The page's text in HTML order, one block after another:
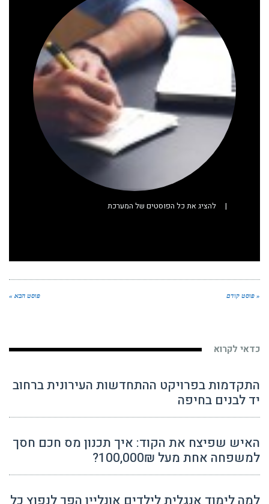
| להציג את כל הפוסטים של המערכת
« פוסט קודם פוסט הבא »
כדאי לקרוא
התקדמות בפרויקט ההתחדשות העירונית ברחוב
יד לבנים בחיפה
האיש שפיצח את הקוד: איך תכנון מס חכם חסך
למשפחה אחת מעל 100,000₪?